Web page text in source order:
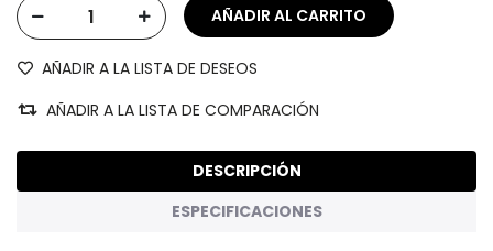
AÑADIR A LA LISTA DE DESEOS
AÑADIR A LA LISTA DE COMPARACIÓN
DESCRIPCIÓN
ESPECIFICACIONES